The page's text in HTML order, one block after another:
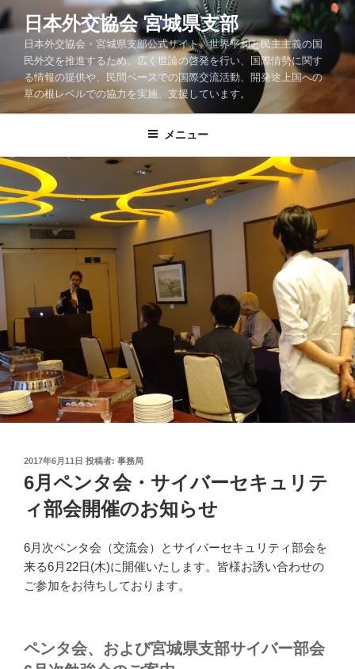
コ
ン
ツ
ッ
日本外交協会 宮城県支部
日本外交協会・宮城県支部公式サイト。世界平和と民主主義の国
民外交を推進するため、広く世論の啓発を行い、国際情勢に関す
る情報の提供や、民間ベースでの国際交流活動、開発途上国への
草の根レベルでの協力を実施、支援しています。
メニュー
投
稿
日:
2017年6月11日 投稿者: 事務局
6月ペンタ会・サイバーセキュリテ
ィ部会開催のお知らせ
6月次ペンタ会（交流会）とサイバーセキュリティ部会を
来る6月22日(木)に開催いたします。皆様お誘い合わせの
ご参加をお待ちしております。
ペンタ会、および宮城県支部サイバー部会